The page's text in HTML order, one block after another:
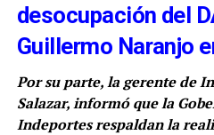
desocupación del
Guillermo Naranjo
Por su parte, la gerente de
Salazar, informó que la
Indeportes respaldan la